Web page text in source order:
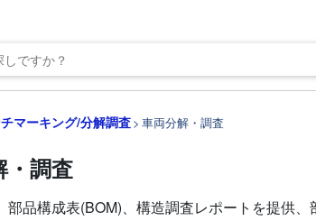
マーキング/分解調査 車両分解・調査
・調査
部品構成表(BOM)、構造調査レポートを提供、